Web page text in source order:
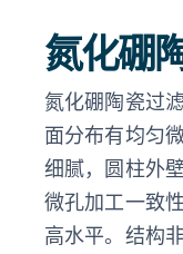
氮化硼
氮化硼陶瓷过
面分布有均匀
细腻，圆柱外
微孔加工一致
高水平。结构